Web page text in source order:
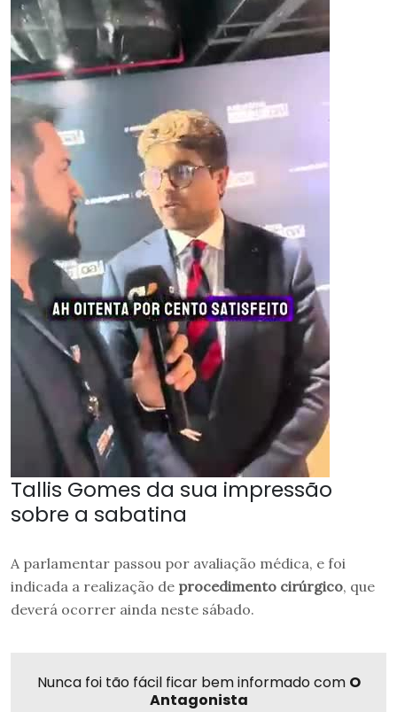
Tallis Gomes da sua impressão
sobre a sabatina
A parlamentar passou por avaliação médica, e foi
indicada a realização de procedimento cirúrgico, que
deverá ocorrer ainda neste sábado.
Nunca foi tão fácil ficar bem informado com O
Antagonista